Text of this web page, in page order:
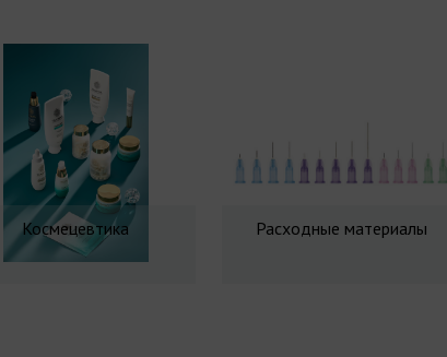
Космецевтика Расходные материалы